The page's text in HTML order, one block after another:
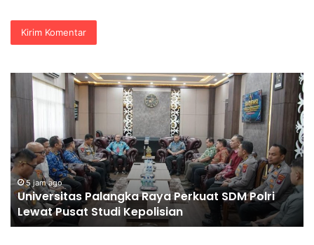
Polda
Jatim
Piala
Presiden
2026,
Ribuan
Bonek
Mania
5 jam ago
Polda Jatim Gelar Nobar Final Piala Presiden
2026, Ribuan Bonek Mania Dukung Persebaya
dari Lapangan Mapolda
RI